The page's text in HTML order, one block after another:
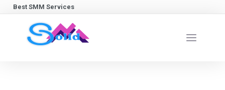
Best SMM Services